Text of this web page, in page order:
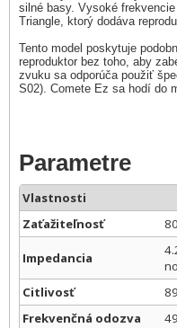
silné basy. Vysoké
Triangle, ktorý dodáva
Tento model poskytuje
reproduktor bez toho, aby
zvuku sa odporúča použiť
S02). Comete Ez sa hodí do
Parametre
Vlastnosti
Zaťažiteľnosť
Impedancia
Citlivosť
Frekvenčná odozva